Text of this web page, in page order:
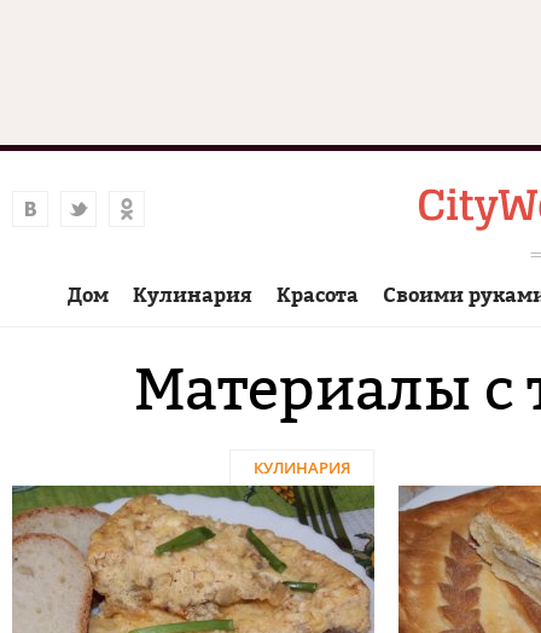
Дом Кулинария Красота Своими
Материалы с
КУЛИНАРИЯ
Страницы